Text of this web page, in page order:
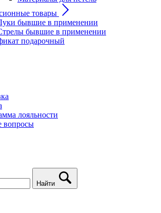
товары
бывшие в применении
бывшие в применении
подарочный
лояльности
вопросы
Найти